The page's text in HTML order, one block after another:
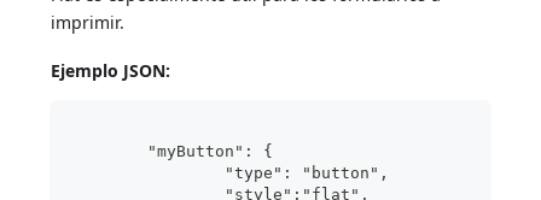
imprimir.
Ejemplo JSON:
	"myButton": {